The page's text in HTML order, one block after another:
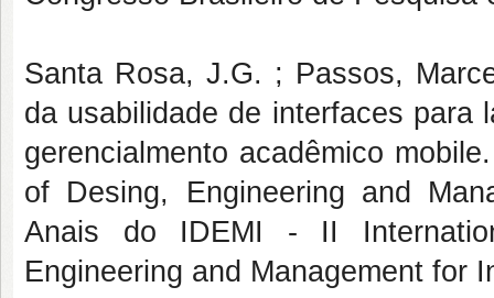
Santa Rosa, J.G. ; Passos,
da usabilidade de interfaces para
gerencialmento acadêmico
of Desing, Engineering and
Anais do IDEMI - II
Engineering and Management for